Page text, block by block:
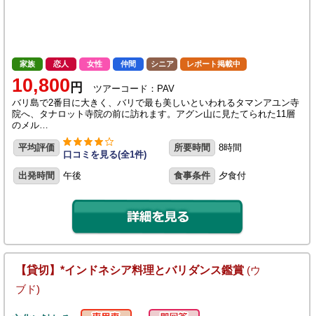
家族 恋人 女性 仲間 シニア レポート掲載中
10,800 円
ツアーコード：PAV
バリ島で2番目に大きく、バリで最も美しいといわれるタマンアユン寺
院へ、タナロット寺院の前に訪れます。アグン山に見たてられた11層
のメル…
平均評価
口コミを見る(全1件)
所要時間 8時間
出発時間 午後 食事条件 夕食付
【貸切】*インドネシア料理とバリダンス鑑賞 (ウ
ブド)